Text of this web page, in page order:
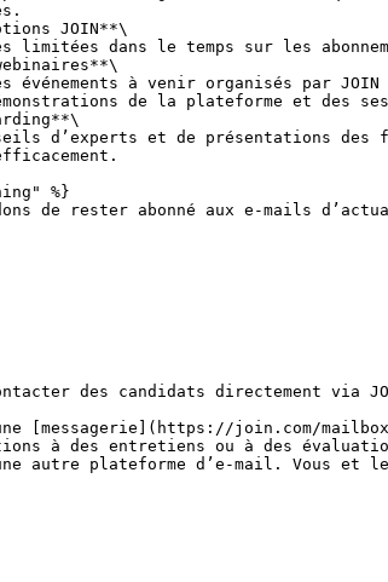
JOIN**\
de la plateforme et des
%}
de rester abonné aux e-mails
des candidats directement via
[messagerie](https://join.com/
à des entretiens ou à des
autre plateforme d’e-mail. Vous et